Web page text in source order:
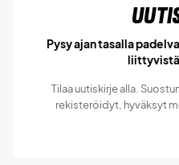
Pysy ajan tasalla
Tilaa uutiskirje alla.
rekisteröidyt, hyväksyt